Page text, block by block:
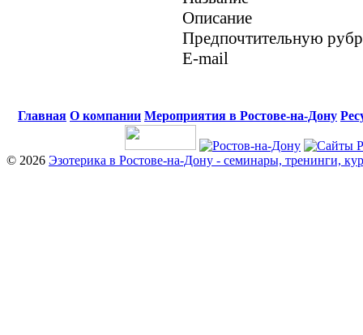
Описание
Предпочтительную
E-mail
Главная О компании Мероприятия в Ростове-на-Дону
© 2026 Эзотерика в Ростове-на-Дону - семинары, тренинги,